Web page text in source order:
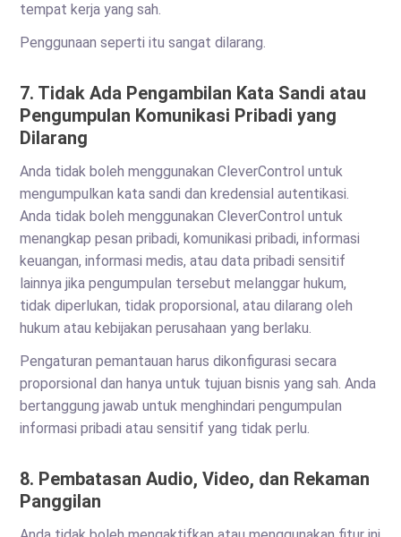
tempat kerja yang sah.
Penggunaan seperti itu sangat dilarang.
7. Tidak Ada Pengambilan Kata Sandi atau
Pengumpulan Komunikasi Pribadi yang
Dilarang
Anda tidak boleh menggunakan CleverControl untuk
mengumpulkan kata sandi dan kredensial autentikasi.
Anda tidak boleh menggunakan CleverControl untuk
menangkap pesan pribadi, komunikasi pribadi, informasi
keuangan, informasi medis, atau data pribadi sensitif
lainnya jika pengumpulan tersebut melanggar hukum,
tidak diperlukan, tidak proporsional, atau dilarang oleh
hukum atau kebijakan perusahaan yang berlaku.
Pengaturan pemantauan harus dikonfigurasi secara
proporsional dan hanya untuk tujuan bisnis yang sah. Anda
bertanggung jawab untuk menghindari pengumpulan
informasi pribadi atau sensitif yang tidak perlu.
8. Pembatasan Audio, Video, dan Rekaman
Panggilan